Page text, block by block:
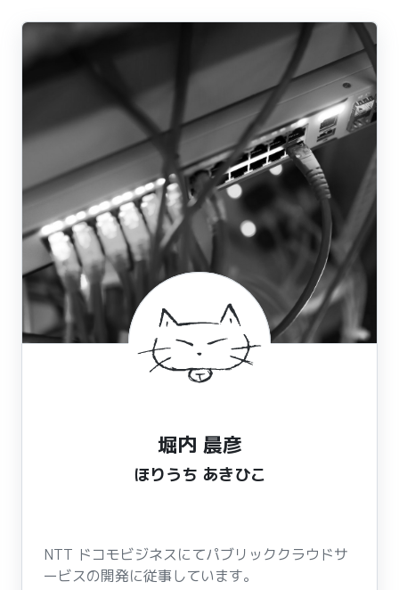
堀内 晨彦
ほりうち あきひこ
NTT ドコモビジネスにてパブリッククラウドサ
ービスの開発に従事しています。